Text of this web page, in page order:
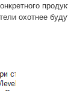
охотнее